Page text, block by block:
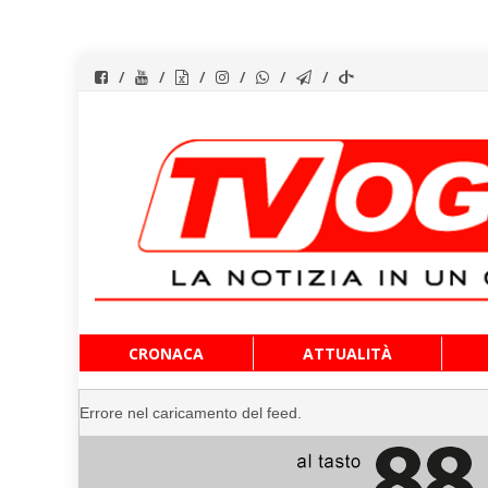
al
contenuto
CRONACA ATTUALITÀ
Errore nel caricamento del feed.